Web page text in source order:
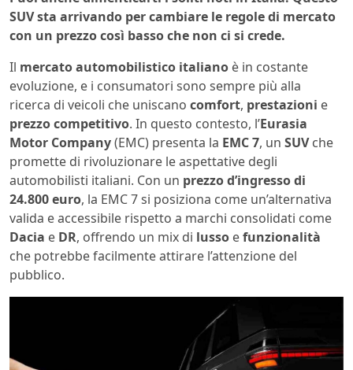
SUV sta arrivando per cambiare le regole di mercato
con un prezzo così basso che non ci si crede.
Il mercato automobilistico italiano è in costante
evoluzione, e i consumatori sono sempre più alla
ricerca di veicoli che uniscano comfort, prestazioni e
prezzo competitivo. In questo contesto, l’Eurasia
Motor Company(EMC) presenta la EMC 7, un SUVche
promette di rivoluzionare le aspettative degli
automobilisti italiani. Con un prezzo d’ingresso di
24.800 euro, la EMC 7 si posiziona come un’alternativa
valida e accessibile rispetto a marchi consolidati come
Dacia e DR, offrendo un mix di lusso efunzionalità
che potrebbe facilmente attirare l’attenzione del
pubblico.